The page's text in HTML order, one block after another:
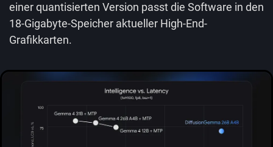
einer quantisierten Version passt die Software in den
18-Gigabyte-Speicher aktueller High-End-
Grafikkarten.